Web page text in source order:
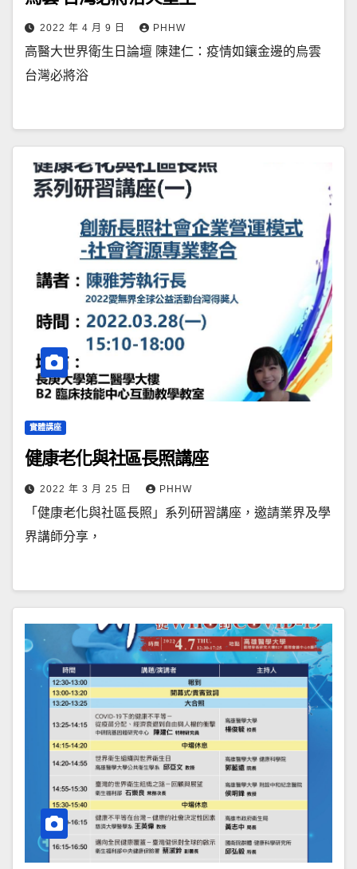
2022 年 4 月 9 日 PHHW
高醫大世界衛生日論壇 陳建仁：疫情如鑲金邊的烏雲
台灣必將浴
實體講座
健康老化與社區長照講座
2022 年 3 月 25 日 PHHW
「健康老化與社區長照」系列研習講座，邀請業界及學
界講師分享，